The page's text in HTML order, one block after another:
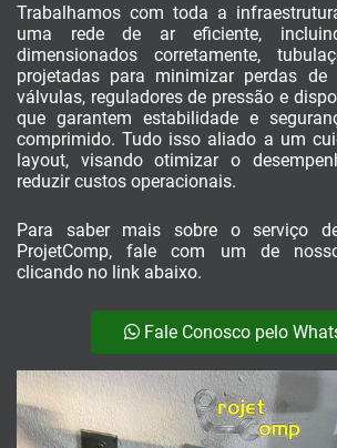
Trabalhamos com toda a
uma rede de ar eficiente,
dimensionados corretamente,
projetadas para minimizar perdas de
válvulas, reguladores de pressão e
que garantem estabilidade e
comprimido. Tudo isso aliado a um
layout, visando otimizar o
reduzir custos operacionais.
Para saber mais sobre o serviço
ProjetComp, fale com um de
clicando no link abaixo.
Fale Conosco pelo